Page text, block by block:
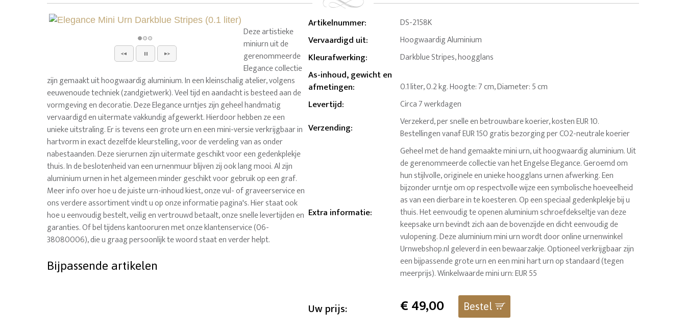
Artikelnummer: DS-2158K
Vervaardigd uit: Hoogwaardig Aluminium
Kleurafwerking: Darkblue Stripes, hoogglans
As-inhoud, gewicht en
afmetingen: 0.1 liter, 0.2 kg. Hoogte: 7 cm, Diameter: 5 cm
Levertijd: Circa 7 werkdagen
Verzending:
Verzekerd, per snelle en betrouwbare koerier, kosten EUR 10.
Bestellingen vanaf EUR 150 gratis bezorging per CO2-neutrale koerier
Extra informatie:
Geheel met de hand gemaakte mini urn, uit hoogwaardig aluminium. Uit
de gerenommeerde collectie van het Engelse Elegance. Geroemd om
hun stijlvolle, originele en unieke hoogglans urnen afwerking. Een
bijzonder urntje om op respectvolle wijze een symbolische hoeveelheid
as van een dierbare in te koesteren. Op een speciaal gedenkplekje bij u
thuis. Het eenvoudig te openen aluminium schroefdekseltje van deze
keepsake urn bevindt zich aan de bovenzijde en dicht eenvoudig de
vulopening. Deze aluminium mini urn wordt door online urnenwinkel
Urnwebshop.nl geleverd in een bewaarzakje. Optioneel verkrijgbaar zijn
een bijpassende grote urn en een mini hart urn op standaard (tegen
meerprijs). Winkelwaarde mini urn: EUR 55
Uw prijs: €49,00 Bestel
Deze artistieke
miniurn uit de
gerenommeerde
Elegance collectie
zijn gemaakt uit hoogwaardig aluminium. In een kleinschalig atelier, volgens
eeuwenoude techniek (zandgietwerk). Veel tijd en aandacht is besteed aan de
vormgeving en decoratie. Deze Elegance urntjes zijn geheel handmatig
vervaardigd en uitermate vakkundig afgewerkt. Hierdoor hebben ze een
unieke uitstraling. Er is tevens een grote urn en een mini-versie verkrijgbaar in
hartvorm in exact dezelfde kleurstelling, voor de verdeling van as onder
nabestaanden. Deze sierurnen zijn uitermate geschikt voor een gedenkplekje
thuis. In de beslotenheid van een urnenmuur blijven zij ook lang mooi. Al zijn
aluminium urnen in het algemeen minder geschikt voor gebruik op een graf.
Meer info over hoe u de juiste urn-inhoud kiest, onze vul- of graveerservice en
ons verdere assortiment vindt u op onze informatie pagina's. Hier staat ook
hoe u eenvoudig bestelt, veilig en vertrouwd betaalt, onze snelle levertijden en
garanties. Of bel tijdens kantooruren met onze klantenservice (06-
38080006), die u graag persoonlijk te woord staat en verder helpt.
Bijpassende artikelen